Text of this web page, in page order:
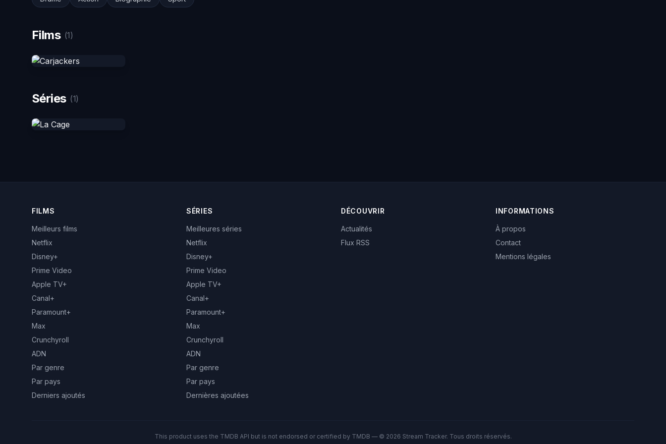
Films (1)
Séries (1)
FILMS
Meilleurs films
Netflix
Disney+
Prime Video
Apple TV+
Canal+
Paramount+
Max
Crunchyroll
ADN
Par genre
Par pays
Derniers ajoutés
SÉRIES
Meilleures séries
Netflix
Disney+
Prime Video
Apple TV+
Canal+
Paramount+
Max
Crunchyroll
ADN
Par genre
Par pays
Dernières ajoutées
DÉCOUVRIR
Actualités
Flux RSS
INFORMATIONS
À propos
Contact
Mentions légales
This product uses the TMDB API but is not endorsed or certified by TMDB — © 2026 Stream Tracker. Tous droits réservés.